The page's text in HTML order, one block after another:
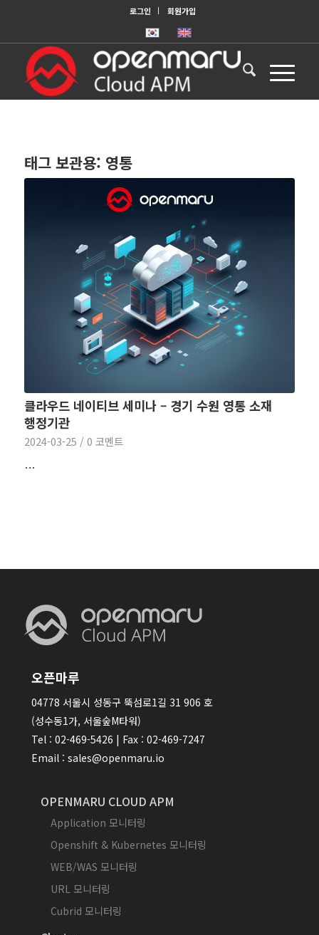
로그인 회원가입
태그 보관용: 영통
클라우드 네이티브 세미나 – 경기 수원 영통 소재
행정기관
2024-03-25 / 0 코멘트
…
오픈마루
04778 서울시 성동구 뚝섬로1길 31 906 호
(성수동1가, 서울숲M타워)
Tel : 02-469-5426 | Fax : 02-469-7247
Email : sales@openmaru.io
OPENMARU CLOUD APM
Application 모니터링
Openshift & Kubernetes 모니터링
WEB/WAS 모니터링
URL 모니터링
Cubrid 모니터링